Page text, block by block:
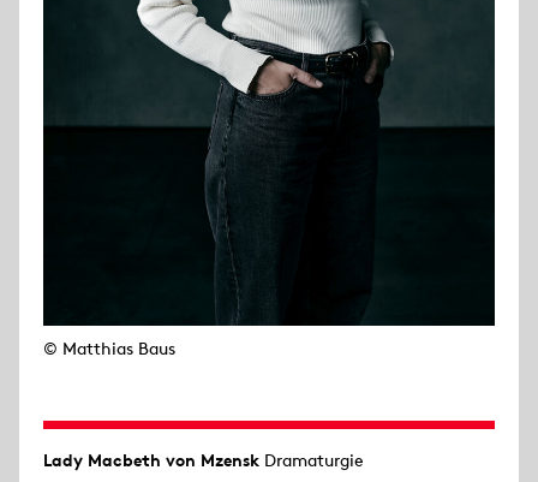
© Matthias Baus
Lady Macbeth von Mzensk Dramaturgie